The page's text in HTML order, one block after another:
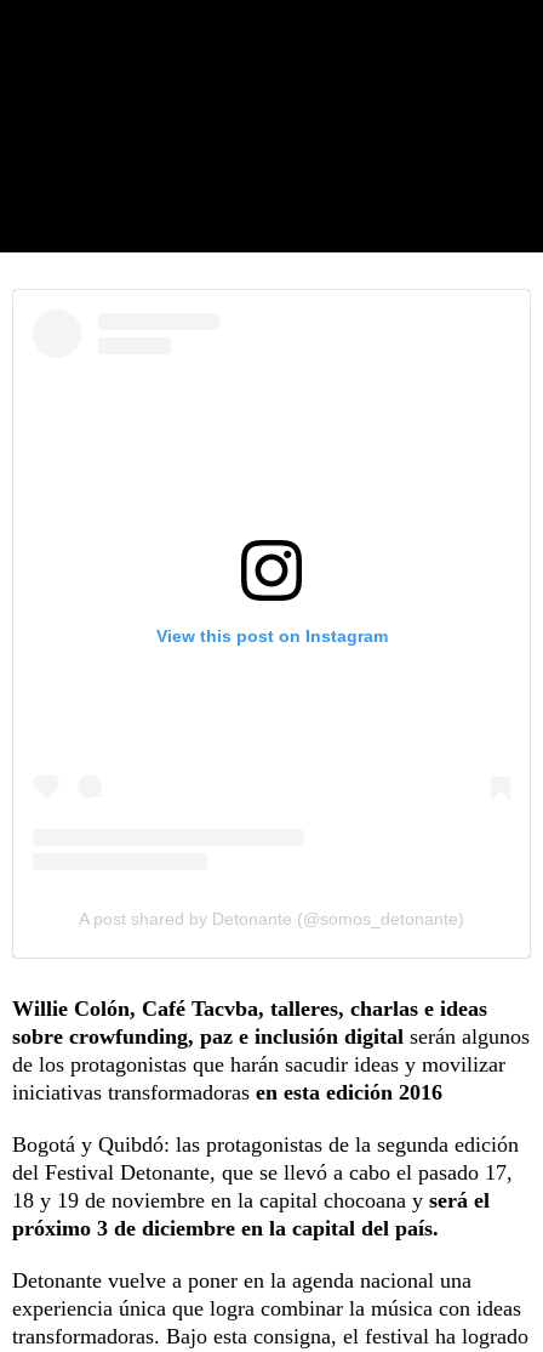
View this post on Instagram
A post shared by Detonante (@somos_detonante)
Willie Colón, Café Tacvba, talleres, charlas e ideas
sobre crowfunding, paz e inclusión digital serán algunos
de los protagonistas que harán sacudir ideas y movilizar
iniciativas transformadoras en esta edición 2016
Bogotá y Quibdó: las protagonistas de la segunda edición
del Festival Detonante, que se llevó a cabo el pasado 17,
18 y 19 de noviembre en la capital chocoana y será el
próximo 3 de diciembre en la capital del país.
Detonante vuelve a poner en la agenda nacional una
experiencia única que logra combinar la música con ideas
transformadoras. Bajo esta consigna, el festival ha logrado